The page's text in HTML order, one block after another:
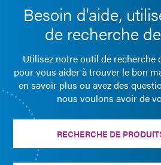
Besoin d'aide,
de recherche
Utilisez notre outil de recherche
pour vous aider à trouver le bon
en savoir plus ou avez des
nous voulons avoir de
RECHERCHE DE